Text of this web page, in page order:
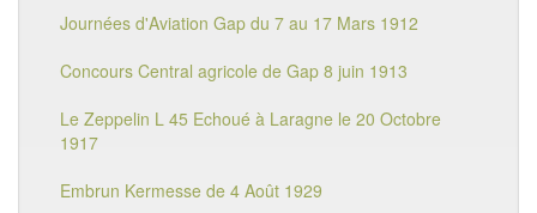
Journées d'Aviation Gap du 7 au 17 Mars 1912
Concours Central agricole de Gap 8 juin 1913
Le Zeppelin L 45 Echoué à Laragne le 20 Octobre
1917
Embrun Kermesse de 4 Août 1929